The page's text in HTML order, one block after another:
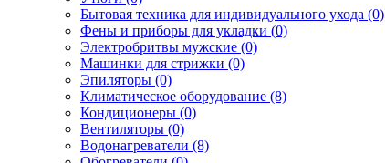
Бытовая техника для индивидуального ухода (0)
Фены и приборы для укладки (0)
Электробритвы мужские (0)
Машинки для стрижки (0)
Эпиляторы (0)
Климатическое оборудование (8)
Кондиционеры (0)
Вентиляторы (0)
Водонагреватели (8)